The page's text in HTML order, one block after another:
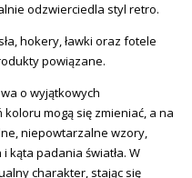
odzwierciedla styl retro.
hokery, ławki oraz fotele
powiązane.
o wyjątkowych
koloru mogą się zmieniać, a na
niepowtarzalne wzory,
kąta padania światła. W
charakter, stając się